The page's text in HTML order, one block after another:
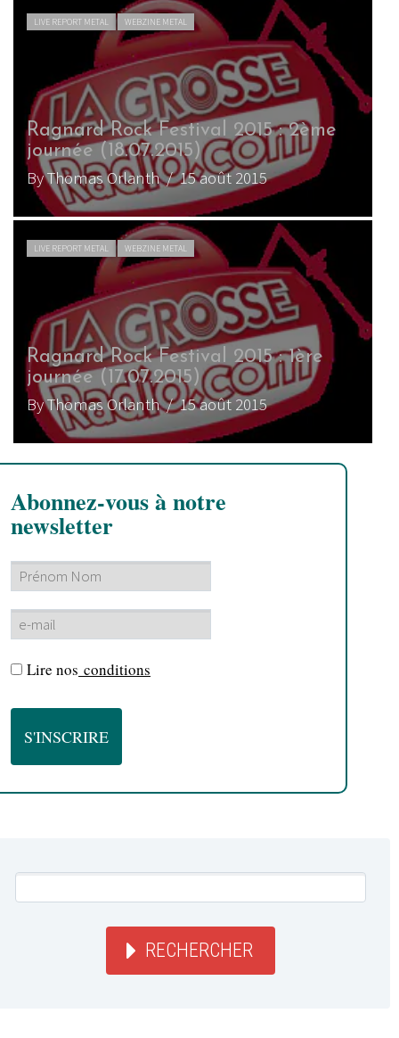
LIVE REPORT METAL WEBZINE METAL
Ragnard Rock Festival 2015 : 2ème
journée (18.07.2015)
By Thomas Orlanth/ 15 août 2015
LIVE REPORT METAL WEBZINE METAL
Ragnard Rock Festival 2015 : 1ère
journée (17.07.2015)
By Thomas Orlanth/ 15 août 2015
Abonnez-vous à notre
newsletter
Lire nos conditions
RECHERCHER